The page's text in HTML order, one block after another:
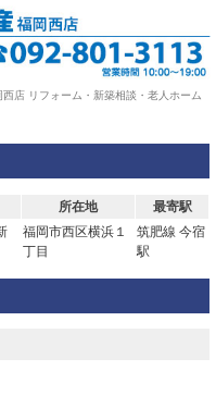
店 リフォーム・新築相談・老人ホーム
所在地
最寄駅
福岡市西区横浜１
丁目
筑肥線 今宿
駅